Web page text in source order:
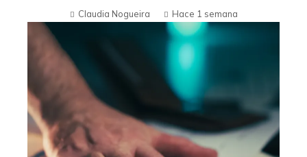
Claudia Nogueira Hace 1 semana